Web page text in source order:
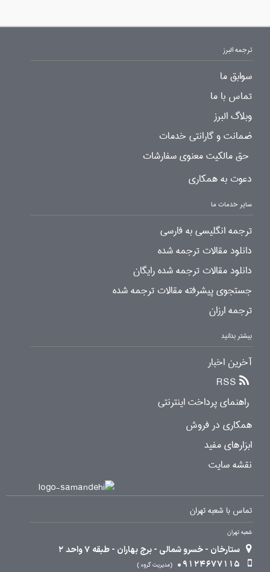
ترجمه البرز
سوابق ما
تماس با ما
وبلاگ البرز
ضمانت و گارانتی خدمات
حق مالکیت معنوی سفارشات
دعوت به همکاری
سایر خدمات ما
ترجمه انگلیسی به فارسی
دانلود مقالات ترجمه شده
دانلود مقالات ترجمه شده رایگان
جستجوی پیشرفته مقالات ترجمه شده
ترجمه ارزان
بیشتر بدانید
آخرین اخبار
RSS
راهنمای پرداخت اینترنتی
همکاری در فروش
ابزارهای مفید
نقشه سایت
تماس با شعبه تهران
شعبه تهران
ستارخان - خسرو شمالی - برج بهاران - طبقه 7 واحد 2
09124677115
مدیریت گروه